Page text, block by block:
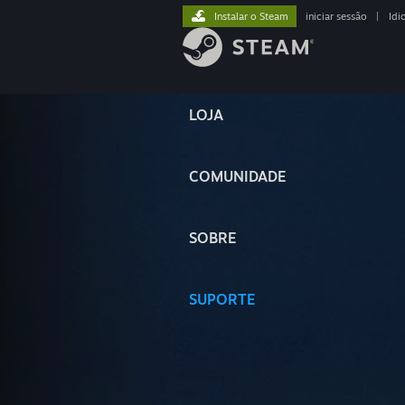
LOJA
COMUNIDADE
SOBRE
SUPORTE
Instalar o Steam iniciar sessão